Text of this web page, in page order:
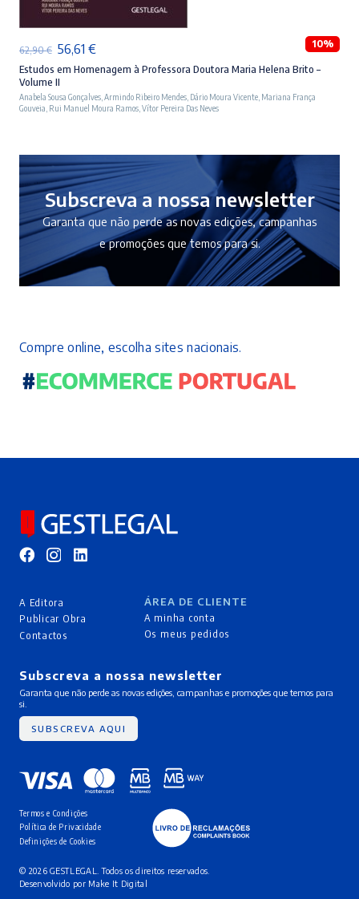
62,90€ O
preço
original
era:
56,61 €O
preço
atual
é:
10%
Estudos em Homenagem à Professora Doutora Maria Helena Brito –
Volume II
Anabela Sousa Gonçalves Armindo Ribeiro Mendes Dário Moura Vicente Mariana França
Gouveia Rui Manuel Moura Ramos Vítor Pereira Das Neves
Subscreva a nossa newsletter
Garanta que não perde as novas edições, campanhas
e promoções que temos para si.
Compre online, escolha sites nacionais.
A Editora
Publicar Obra
Contactos
ÁREA DE CLIENTE
A minha conta
Os meus pedidos
Subscreva a nossa newsletter
Garanta que não perde as novas edições, campanhas e promoções que temos para
si.
SUBSCREVA AQUI
Termos e Condições
Política de Privacidade
Definições de Cookies
© 2026 GESTLEGAL. Todos os direitos reservados.
Desenvolvido por Make It Digital